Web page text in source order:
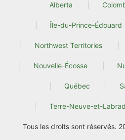
Alberta
Île-du-Prince-Édouard
Northwest Territories
Nouvelle-Écosse
Québec
Terre-Neuve-et-
Tous les droits sont réservés.